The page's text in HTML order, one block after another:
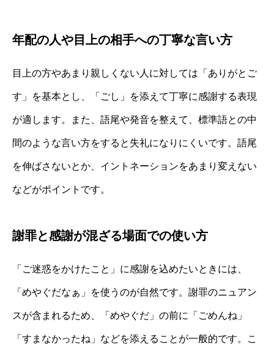
年配の人や目上の相手への丁寧な言い方
目上の方やあまり親しくない人に対しては「ありがとご
す」を基本とし、「ごし」を添えて丁寧に感謝する表現
が適します。また、語尾や発音を整えて、標準語との中
間のような言い方をすると失礼になりにくいです。語尾
を伸ばさないとか、イントネーションをあまり変えない
などがポイントです。
謝罪と感謝が混ざる場面での使い方
「ご迷惑をかけたこと」に感謝を込めたいときには、
「めやぐだなぁ」を使うのが自然です。謝罪のニュアン
スが含まれるため、「めやぐだ」の前に「ごめんね」
「すまなかったね」などを添えることが一般的です。こ